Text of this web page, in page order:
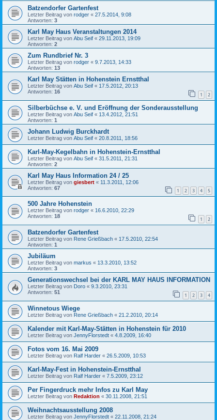
Batzendorfer Gartenfest
Letzter Beitrag von rodger « 27.5.2014, 9:08
Antworten: 3
Karl May Haus Veranstaltungen 2014
Letzter Beitrag von Abu Seif « 29.11.2013, 19:09
Antworten: 2
Zum Rundbrief Nr. 3
Letzter Beitrag von rodger « 9.7.2013, 14:33
Antworten: 13
Karl May Stätten in Hohenstein Ernstthal
Letzter Beitrag von Abu Seif « 17.5.2012, 20:13
Antworten: 16 1 2
Silberbüchse e. V. und Eröffnung der Sonderausstellung
Letzter Beitrag von Abu Seif « 13.4.2012, 21:51
Antworten: 1
Johann Ludwig Burckhardt
Letzter Beitrag von Abu Seif « 20.8.2011, 18:56
Karl-May-Kegelbahn in Hohenstein-Ernstthal
Letzter Beitrag von Abu Seif « 31.5.2011, 21:31
Antworten: 2
Karl May Haus Information 24 / 25
Letzter Beitrag von giesbert « 11.3.2011, 12:06
Antworten: 67 1 2 3 4 5
500 Jahre Hohenstein
Letzter Beitrag von rodger « 16.6.2010, 22:29
Antworten: 18 1 2
Batzendorfer Gartenfest
Letzter Beitrag von Rene Grießbach « 17.5.2010, 22:54
Antworten: 1
Jubiläum
Letzter Beitrag von markus « 13.3.2010, 13:52
Antworten: 3
Generationswechsel bei der KARL MAY HAUS INFORMATION
Letzter Beitrag von Doro « 9.3.2010, 23:31
Antworten: 51 1 2 3 4
Winnetous Wiege
Letzter Beitrag von Rene Grießbach « 21.2.2010, 20:14
Kalender mit Karl-May-Stätten in Hohenstein für 2010
Letzter Beitrag von JennyFlorstedt « 4.8.2009, 16:40
Fotos vom 16. Mai 2009
Letzter Beitrag von Ralf Harder « 26.5.2009, 10:53
Karl-May-Fest in Hohenstein-Ernstthal
Letzter Beitrag von Ralf Harder « 7.5.2009, 23:12
Per Fingerdruck mehr Infos zu Karl May
Letzter Beitrag von Redaktion « 30.11.2008, 21:51
Weihnachtsausstellung 2008
Letzter Beitrag von JennyFlorstedt « 22.11.2008, 21:24